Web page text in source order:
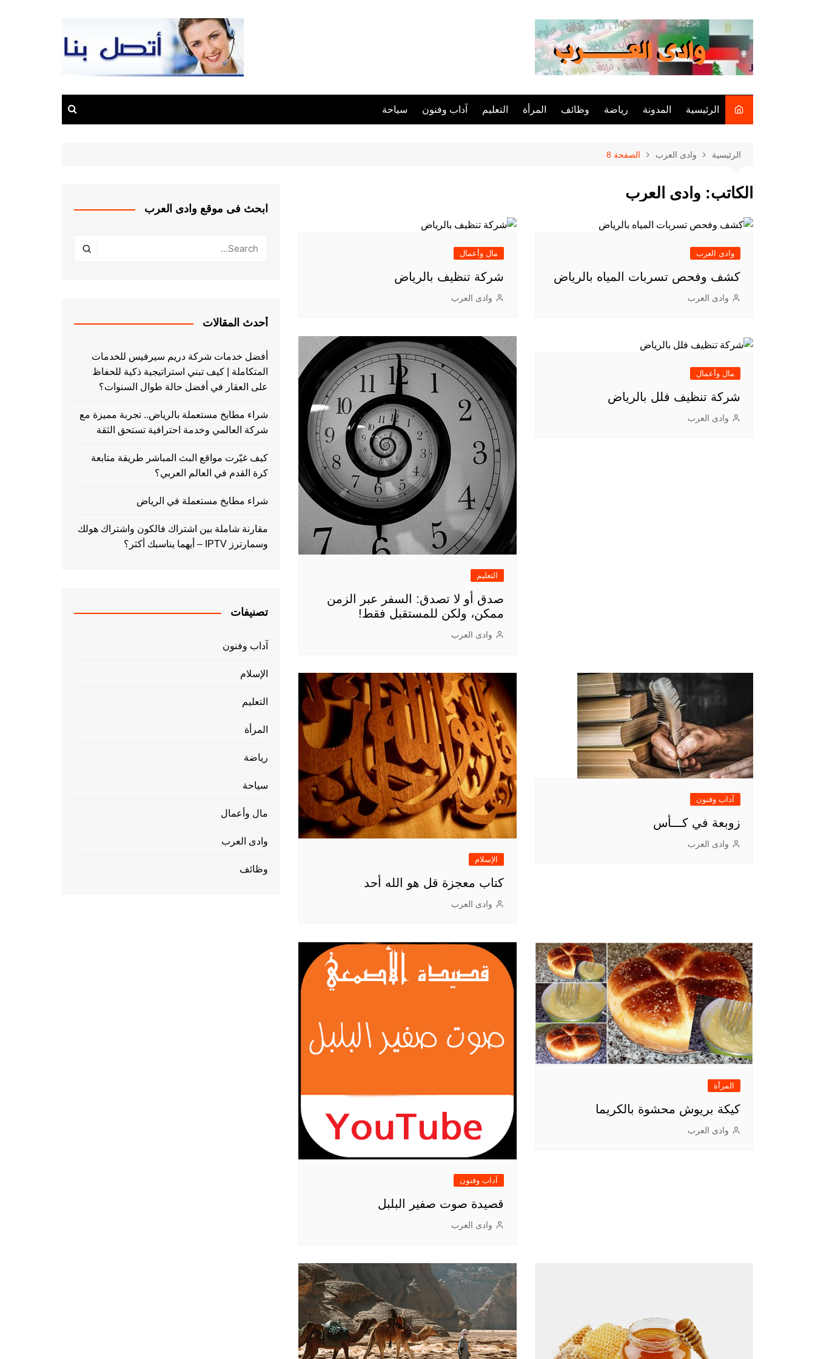
الرئيسية المدونة رياضة وظائف المرأة التعليم آداب وفنون سياحة
الرئيسية وادى العرب الصفحة 8
الكاتب: وادى العرب
وادى العرب
كشف وفحص تسربات ‏المياه بالرياض
وادى العرب
مال وأعمال
شركة تنظيف بالرياض
وادى العرب
مال وأعمال
شركة تنظيف فلل بالرياض
وادى العرب
التعليم
صدق أو لا تصدق: السفر عبر الزمن
ممكن، ولكن للمستقبل فقط!
وادى العرب
آداب وفنون
زوبعة في كـــأس
وادى العرب
الإسلام
كتاب معجزة قل هو الله أحد
وادى العرب
المرأة
كيكة بريوش محشوة بالكريما
وادى العرب
آداب وفنون
قصيدة صوت صفير البلبل
وادى العرب
ابحث فى موقع وادى العرب
أحدث المقالات
أفضل خدمات شركة دريم سيرفيس للخدمات
المتكاملة | كيف تبني استراتيجية ذكية للحفاظ
على العقار في أفضل حالة طوال السنوات؟
شراء مطابخ مستعملة بالرياض.. تجربة مميزة مع
شركة العالمي وخدمة احترافية تستحق الثقة
كيف غيّرت مواقع البث المباشر طريقة متابعة
كرة القدم في العالم العربي؟
شراء مطابخ مستعملة في الرياض
مقارنة شاملة بين اشتراك فالكون واشتراك هولك
وسمارترز IPTV – أيهما يناسبك أكثر؟
تصنيفات
آداب وفنون
الإسلام
التعليم
المرأة
رياضة
سياحة
مال وأعمال
وادى العرب
وظائف